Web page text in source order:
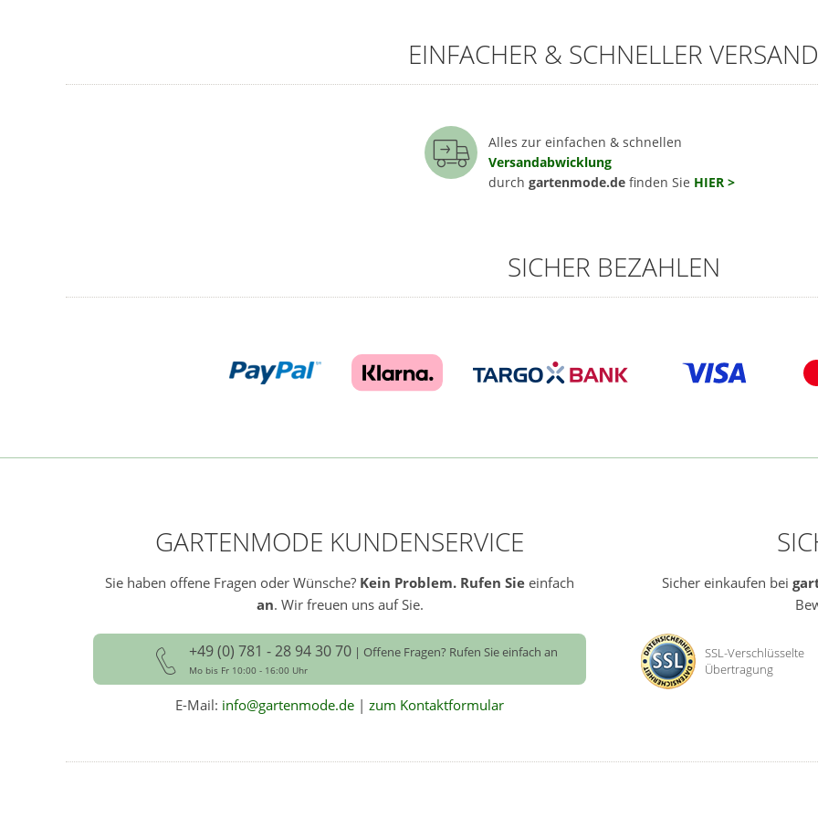
EINFACHER & SCHNELLER VERSAND
Alles zur einfachen & schnellen
Versandabwicklung
durch gartenmode.de finden Sie HIER >
SICHER BEZAHLEN
GARTENMODE KUNDENSERVICE
Sie haben offene Fragen oder Wünsche? Kein Problem. Rufen Sie einfach
an. Wir freuen uns auf Sie.
+49 (0) 781 - 28 94 30 70 | Offene Fragen? Rufen Sie einfach an
Mo bis Fr 10:00 - 16:00 Uhr
E-Mail: info@gartenmode.de | zum Kontaktformular
Sicher einkaufen bei
SSL-Verschlüsselte
Übertragung